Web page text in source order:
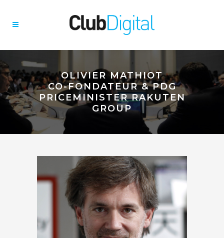
OLIVIER MATHIOT
CO-FONDATEUR & PDG
PRICEMINISTER RAKUTEN
GROUP